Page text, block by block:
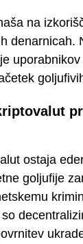
na
denarnicah.
ostaja
goljufije